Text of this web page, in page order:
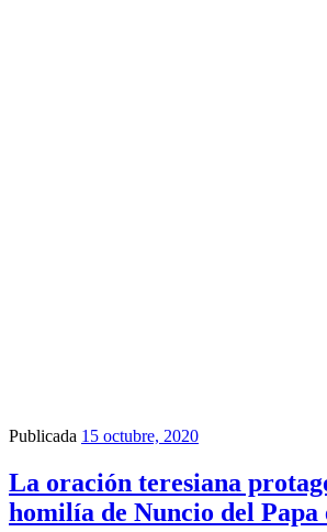
Publicada 15 octubre, 2020
La oración teresiana
homilía de Nuncio del Papa